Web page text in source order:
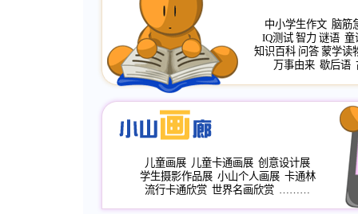
中小学生作文 脑筋
IQ测试 智力 谜语 童
知识百科 问答 蒙学读
万事由来 歇后语
儿童画展 儿童卡通画展 创意设计展
学生摄影作品展 小山个人画展 卡通林
流行卡通欣赏 世界名画欣赏 ………